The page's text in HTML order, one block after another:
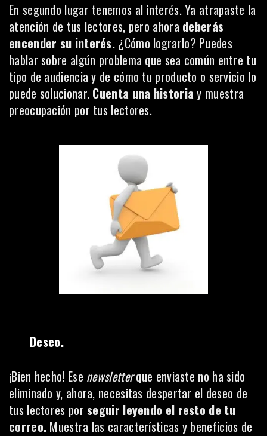
En segundo lugar tenemos al interés. Ya atrapaste la
atención de tus lectores, pero ahora deberás
encender su interés. ¿Cómo lograrlo? Puedes
hablar sobre algún problema que sea común entre tu
tipo de audiencia y de cómo tu producto o servicio lo
puede solucionar. Cuenta una historiay muestra
preocupación por tus lectores.
Deseo.
¡Bien hecho! Ese newsletterque enviaste no ha sido
eliminado y, ahora, necesitas despertar el deseo de
tus lectores por seguir leyendo el resto de tu
correo. Muestra las características y beneficios de